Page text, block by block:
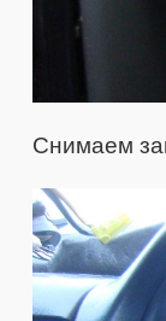
Снимаем